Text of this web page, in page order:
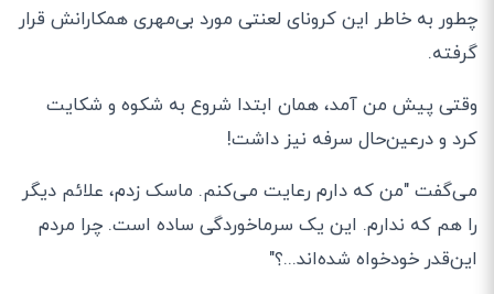
چطور به خاطر این کرونای لعنتی مورد بیمهری همکارانش قرار
گرفته.
وقتی پیش من آمد، همان ابتدا شروع به شکوه و شکایت
کرد و درعینحال سرفه نیز داشت!
میگفت "من که دارم رعایت میکنم. ماسک زدم، علائم دیگر
را هم که ندارم. این یک سرماخوردگی ساده است. چرا مردم
اینقدر خودخواه شدهاند...؟"